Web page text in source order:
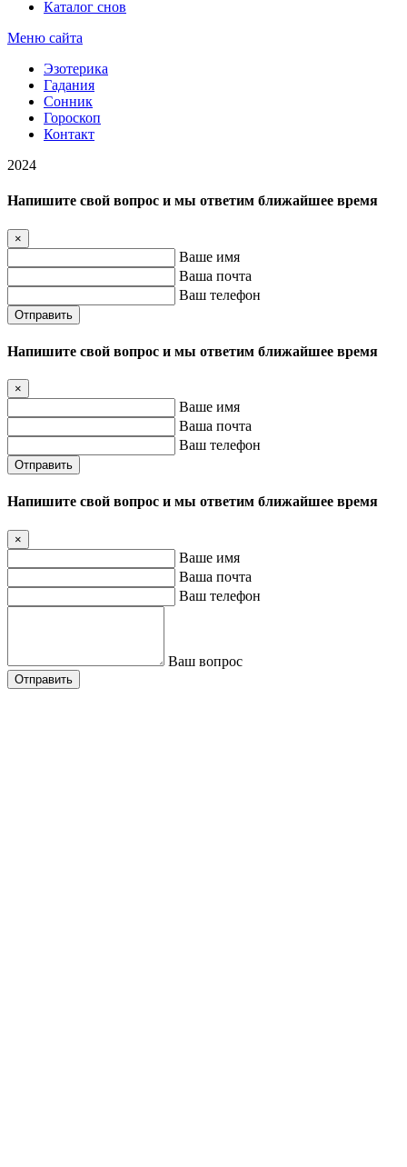
Каталог снов
Меню сайта
Эзотерика
Гадания
Сонник
Гороскоп
Контакт
2024
Напишите свой вопрос и мы ответим ближайшее время
×
Ваше имя
Ваша почта
Ваш телефон
Отправить
Напишите свой вопрос и мы ответим ближайшее время
×
Ваше имя
Ваша почта
Ваш телефон
Отправить
Напишите свой вопрос и мы ответим ближайшее время
×
Ваше имя
Ваша почта
Ваш телефон
Ваш вопрос
Отправить